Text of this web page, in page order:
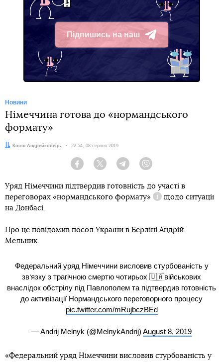
Підпишись на наш
Telegram
Новини
Німеччина готова до «нормандського
формату»
Автор:Костя Андрейковець Дата:
22:54, 08 серпня 2019
Facebook Twitter Telegram
Уряд Німеччини підтвердив готовність до участі в
переговорах «нормандського формату»
Довідка
щодо ситуації
на Донбасі.
Про це повідомив посол України в Берліні Андрій
Мельник.
Федеральний уряд Німеччини висловив стурбованість у
зв‘язку з трагічною смертю чотирьох 🇺🇦військових
внаслідок обстрілу під Павлополем та підтвердив готовність
до активізації Нормандського переговорного процесу
pic.twitter.com/mRujbczBEd
— Andrij Melnyk (@MelnykAndrij) August 8, 2019
«Федеральний уряд Німеччини висловив стурбованість у